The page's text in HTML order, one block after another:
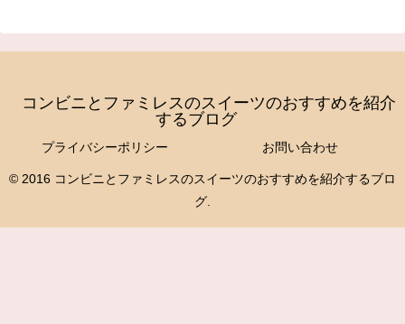
コンビニとファミレスのスイーツのおすすめを紹介
するブログ
プライバシーポリシー お問い合わせ
© 2016 コンビニとファミレスのスイーツのおすすめを紹介するブロ
グ.